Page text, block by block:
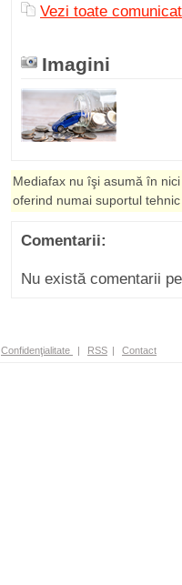
Vezi toate
Imagini
Mediafax nu îşi asumă în
oferind numai suportul
Comentarii:
Nu există comentarii
Confidenţialitate | RSS | Contact